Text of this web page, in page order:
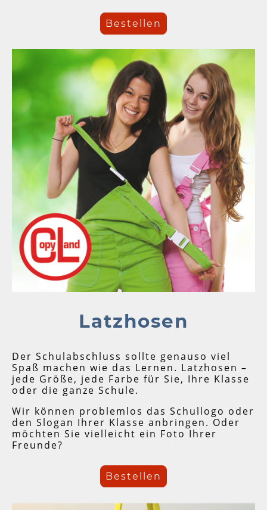
Bestellen
Latzhosen
Der Schulabschluss sollte genauso viel
Spaß machen wie das Lernen. Latzhosen –
jede Größe, jede Farbe für Sie, Ihre Klasse
oder die ganze Schule.
Wir können problemlos das Schullogo oder
den Slogan Ihrer Klasse anbringen. Oder
möchten Sie vielleicht ein Foto Ihrer
Freunde?
Bestellen